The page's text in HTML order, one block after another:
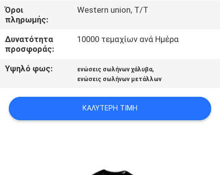
ΖΗΤΉΣΤΕ
ΜΙΑ
ΠΡΟΣΦΟΡΆ
SITEMAP
ΠΟΛΙΤΙΚΉ
ΑΠΟΡΡΉΤΟΥ
Όροι
πληρωμής:
Western union, T/T
Δυνατότητα
προσφοράς:
10000 τεμαχίων ανά Ημέρα
Υψηλό φως: ενώσεις σωλήνων χάλυβα,
ενώσεις σωλήνων μετάλλων
ΚΑΛΎΤΕΡΗ ΤΙΜΉ